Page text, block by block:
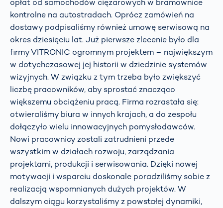
opłat od samochodów ciężarowych w bramownice
kontrolne na autostradach. Oprócz zamówień na
dostawy podpisaliśmy również umowę serwisową na
okres dziesięciu lat. Już pierwsze zlecenie było dla
firmy VITRONIC ogromnym projektem – największym
w dotychczasowej jej historii w dziedzinie systemów
wizyjnych. W związku z tym trzeba było zwiększyć
liczbę pracowników, aby sprostać znacząco
większemu obciążeniu pracą. Firma rozrastała się:
otwieraliśmy biura w innych krajach, a do zespołu
dołączyło wielu innowacyjnych pomysłodawców.
Nowi pracownicy zostali zatrudnieni przede
wszystkim w działach rozwoju, zarządzania
projektami, produkcji i serwisowania. Dzięki nowej
motywacji i wsparciu doskonale poradziliśmy sobie z
realizacją wspomnianych dużych projektów. W
dalszym ciągu korzystaliśmy z powstałej dynamiki,